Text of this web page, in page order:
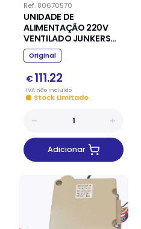
Ref. 80670570
UNIDADE DE
ALIMENTAÇÃO 220V
VENTILADO JUNKERS
VULCANO
Original
€ 111.22
IVA nãoincluído
Stock Limitado
Adicionar